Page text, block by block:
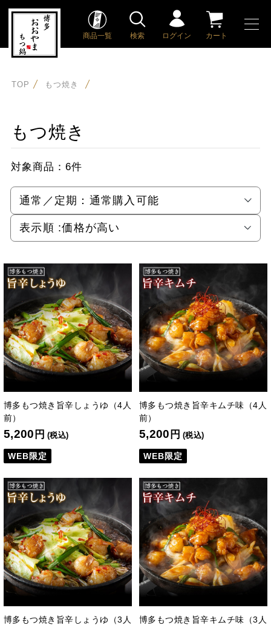
商品一覧 検索 ログイン カート
TOP もつ焼き
もつ焼き
対象商品： 6件
通常／定期： 通常購入可能
表示順 :価格が高い
博多もつ焼き旨辛しょうゆ（4人
前）
5,200 円 (税込)
WEB限定
博多もつ焼き旨辛キムチ味（4人
前）
5,200 円 (税込)
WEB限定
博多もつ焼き旨辛しょうゆ（3人
博多もつ焼き旨辛キムチ味（3人